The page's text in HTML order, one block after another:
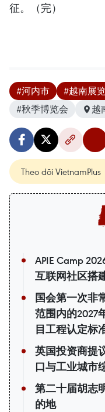
征。（完）
#河内市 #越南展
#秋季博览会
越
Theo dõi VietnamPlus
APIE Camp
互联网社区搭
国会第一次非
范围内的2027
目工程认定标
英国投资商提
口与工业城市
第二十届胡志
的地